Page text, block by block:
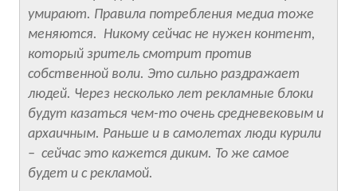
умирают. Правила потребления медиа тоже
меняются. Никому сейчас не нужен контент,
который зритель смотрит против
собственной воли. Это сильно раздражает
людей. Через несколько лет рекламные блоки
будут казаться чем-то очень средневековым и
архаичным. Раньше и в самолетах люди курили
– сейчас это кажется диким. То же самое
будет и с рекламой.